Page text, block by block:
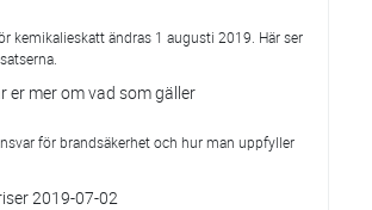
kemikalieskatt ändras 1 augusti 2019. Här ser
er mer om vad som gäller
för brandsäkerhet och hur man uppfyller
2019-07-02